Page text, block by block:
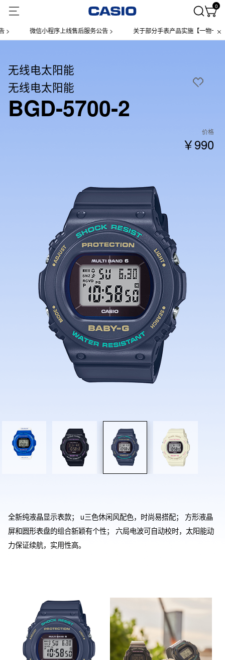
0
微信小程序上线售后服务公告 > 关于部分手表产品实施【一物一码】
无线电太阳能
无线电太阳能
BGD-5700-2
价格
￥990
全新纯液晶显示表款； u三色休闲风配色，时尚易搭配； 方形液晶
屏和圆形表盘的组合新颖有个性； 六局电波可自动校时，太阳能动
力保证续航，实用性高。